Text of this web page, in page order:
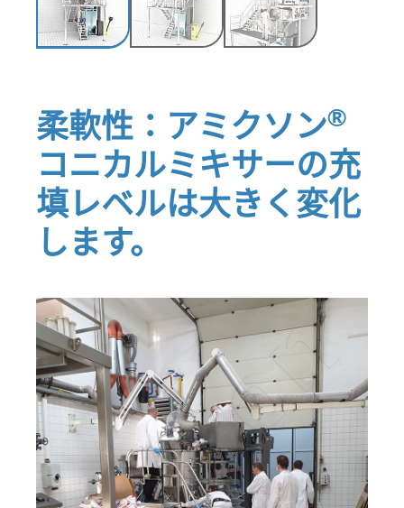
柔軟性：アミクソン®
コニカルミキサーの充
填レベルは大きく変化
します。